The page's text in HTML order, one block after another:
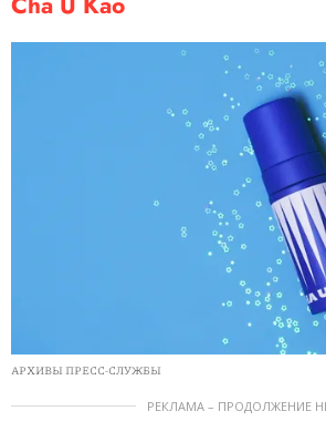
АРХИВЫ ПРЕСС-СЛУЖБЫ
РЕКЛАМА – ПРОДОЛЖЕНИЕ